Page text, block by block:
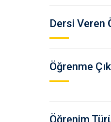
Dersi Veren
Öğrenme
Öğrenim